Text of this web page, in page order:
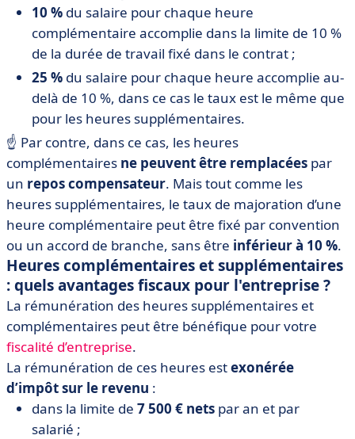
10 % du salaire pour chaque heure
complémentaire accomplie dans la limite de 10 %
de la durée de travail fixé dans le contrat ;
25 % du salaire pour chaque heure accomplie au-
delà de 10 %, dans ce cas le taux est le même que
pour les heures supplémentaires.
☝️ Par contre, dans ce cas, les heures
complémentaires ne peuvent être remplacées par
un repos compensateur. Mais tout comme les
heures supplémentaires, le taux de majoration d’une
heure complémentaire peut être fixé par convention
ou un accord de branche, sans être inférieur à 10 %.
Heures complémentaires et supplémentaires
: quels avantages fiscaux pour l'entreprise ?
La rémunération des heures supplémentaires et
complémentaires peut être bénéfique pour votre
fiscalité d’entreprise.
La rémunération de ces heures estexonérée
d’impôt sur le revenu :
dans la limite de 7 500 € nets par an et par
salarié ;